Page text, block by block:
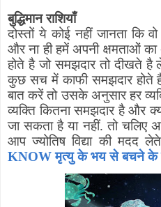
बुद्धिमान राशियाँ
दोस्तों ये कोई नहीं जानता कि
और ना ही हमें अपनी क्षमताओं
होते है जो समझदार तो दीखते है
कुछ सच में काफी समझदार होते
बात करें तो उसके अनुसार हर
व्यक्ति कितना समझदार है और
जा सकता है या नहीं. तो चलिए
आप ज्योतिष विद्या की मदद
KNOW मृत्यु के भय से बचने के